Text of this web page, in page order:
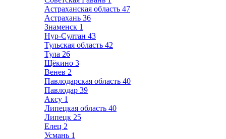
Астраханская область 47
Астрахань 36
Знаменск 1
Нур-Султан 43
Тульская область 42
Тула 26
Щёкино 3
Венев 2
Павлодарская область 40
Павлодар 39
Аксу 1
Липецкая область 40
Липецк 25
Елец 2
Усмань 1